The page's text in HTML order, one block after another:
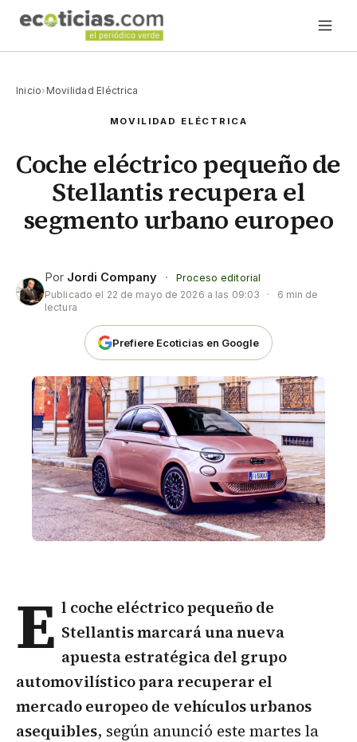
Inicio› Movilidad Eléctrica
MOVILIDAD ELÉCTRICA
Coche eléctrico pequeño de
Stellantis recupera el
segmento urbano europeo
Por Jordi Company ·
Proceso editorial
Publicado el 22 de mayo de 2026 a las 09:03 ·
6 min de
lectura
Prefiere Ecoticias en Google
E l coche eléctricopequeño de
Stellantis marcará una nueva
apuesta estratégica del grupo
automovilístico para recuperar el
mercado europeo de vehículos urbanos
asequibles, según anunció este martes la